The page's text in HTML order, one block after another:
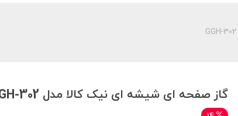
گاز صفحه ای شیشه ای نیک کالا مدل GGH-302